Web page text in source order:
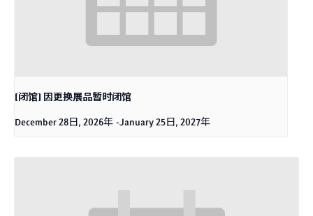
[闭馆] 因更换展品暂时闭馆
December 28日, 2026年 -January 25日, 2027年